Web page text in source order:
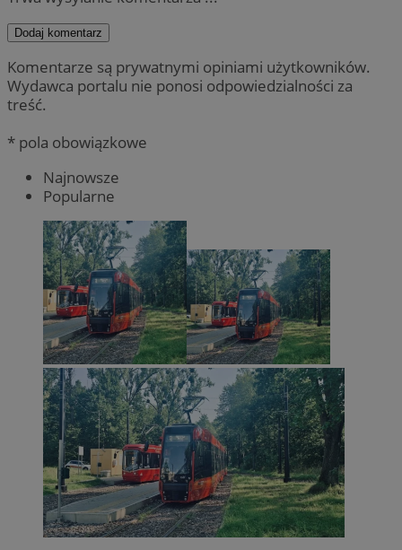
Dodaj komentarz
Komentarze są prywatnymi opiniami użytkowników.
Wydawca portalu nie ponosi odpowiedzialności za
treść.
* pola obowiązkowe
Najnowsze
Popularne